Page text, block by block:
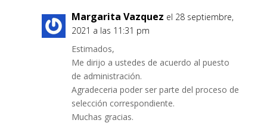
Margarita Vazquez el 28 septiembre,
2021 a las 11:31 pm
Estimados,
Me dirijo a ustedes de acuerdo al puesto
de administración.
Agradeceria poder ser parte del proceso de
selección correspondiente.
Muchas gracias.